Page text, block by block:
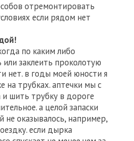
отремонтировать
если рядом нет
по каким либо
заклеить проколотую
нет. в годы моей юности я
на трубках. аптечки мы с
и шить трубку в дороге
а целой запаски
не оказывалось, например,
если дырка